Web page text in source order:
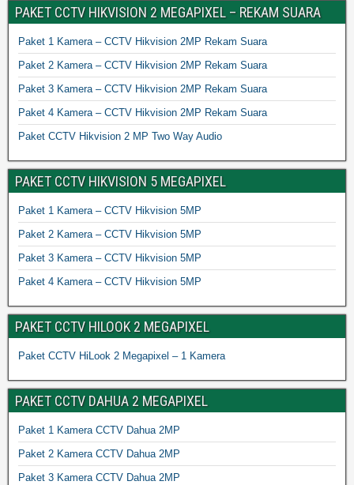
PAKET CCTV HIKVISION 2 MEGAPIXEL – REKAM SUARA
Paket 1 Kamera – CCTV Hikvision 2MP Rekam Suara
Paket 2 Kamera – CCTV Hikvision 2MP Rekam Suara
Paket 3 Kamera – CCTV Hikvision 2MP Rekam Suara
Paket 4 Kamera – CCTV Hikvision 2MP Rekam Suara
Paket CCTV Hikvision 2 MP Two Way Audio
PAKET CCTV HIKVISION 5 MEGAPIXEL
Paket 1 Kamera – CCTV Hikvision 5MP
Paket 2 Kamera – CCTV Hikvision 5MP
Paket 3 Kamera – CCTV Hikvision 5MP
Paket 4 Kamera – CCTV Hikvision 5MP
PAKET CCTV HILOOK 2 MEGAPIXEL
Paket CCTV HiLook 2 Megapixel – 1 Kamera
PAKET CCTV DAHUA 2 MEGAPIXEL
Paket 1 Kamera CCTV Dahua 2MP
Paket 2 Kamera CCTV Dahua 2MP
Paket 3 Kamera CCTV Dahua 2MP